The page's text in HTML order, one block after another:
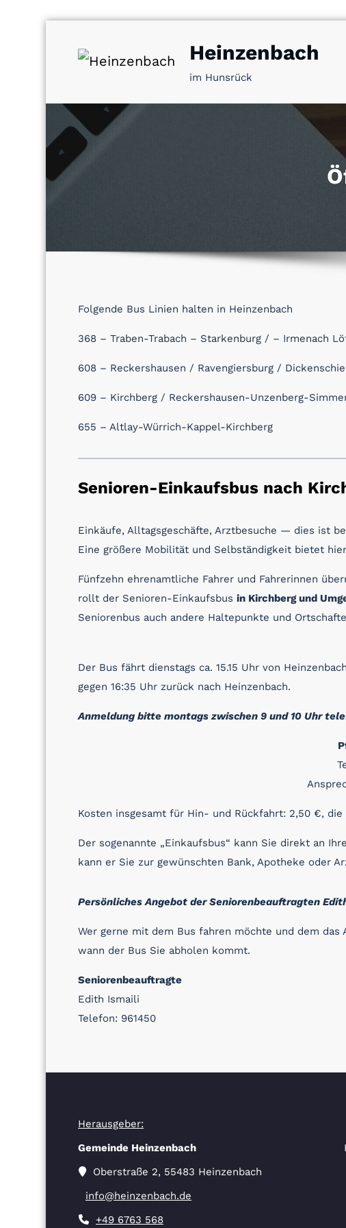
Heinzenbach
im Hunsrück
Folgende Bus Linien halten in Heinzenbach
368 – Traben-Trabach – Starkenburg / – Irmenach
608 – Reckershausen / Ravengiersburg /
609 – Kirchberg / Reckershausen-Unzenberg-
655 – Altlay-Würrich-Kappel-Kirchberg
Senioren-Einkaufsbus nach
Einkäufe, Alltagsgeschäfte, Arztbesuche — dies ist
Eine größere Mobilität und Selbständigkeit bietet
Fünfzehn ehrenamtliche Fahrer und Fahrerinnen
rollt der Senioren-Einkaufsbus in Kirchberg und
Seniorenbus auch andere Haltepunkte und
Der Bus fährt dienstags ca. 15.15 Uhr von
gegen 16:35 Uhr zurück nach Heinzenbach.
Anmeldung bitte montags zwischen 9 und 10 Uhr
Kosten insgesamt für Hin- und Rückfahrt: 2,50 €,
Der sogenannte „Einkaufsbus“ kann Sie direkt an
kann er Sie zur gewünschten Bank, Apotheke oder
Persönliches Angebot der Seniorenbeauftragten
Wer gerne mit dem Bus fahren möchte und dem
wann der Bus Sie abholen kommt.
Seniorenbeauftragte
Edith Ismaili
Telefon: 961450
Herausgeber:
Gemeinde Heinzenbach
Oberstraße 2, 55483 Heinzenbach
info@heinzenbach.de
+49 6763 568